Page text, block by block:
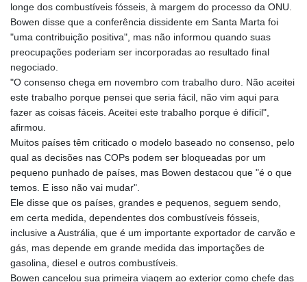
longe dos combustíveis fósseis, à margem do processo da ONU.
Bowen disse que a conferência dissidente em Santa Marta foi
"uma contribuição positiva", mas não informou quando suas
preocupações poderiam ser incorporadas ao resultado final
negociado.
"O consenso chega em novembro com trabalho duro. Não aceitei
este trabalho porque pensei que seria fácil, não vim aqui para
fazer as coisas fáceis. Aceitei este trabalho porque é difícil",
afirmou.
Muitos países têm criticado o modelo baseado no consenso, pelo
qual as decisões nas COPs podem ser bloqueadas por um
pequeno punhado de países, mas Bowen destacou que "é o que
temos. E isso não vai mudar".
Ele disse que os países, grandes e pequenos, seguem sendo,
em certa medida, dependentes dos combustíveis fósseis,
inclusive a Austrália, que é um importante exportador de carvão e
gás, mas depende em grande medida das importações de
gasolina, diesel e outros combustíveis.
Bowen cancelou sua primeira viagem ao exterior como chefe das